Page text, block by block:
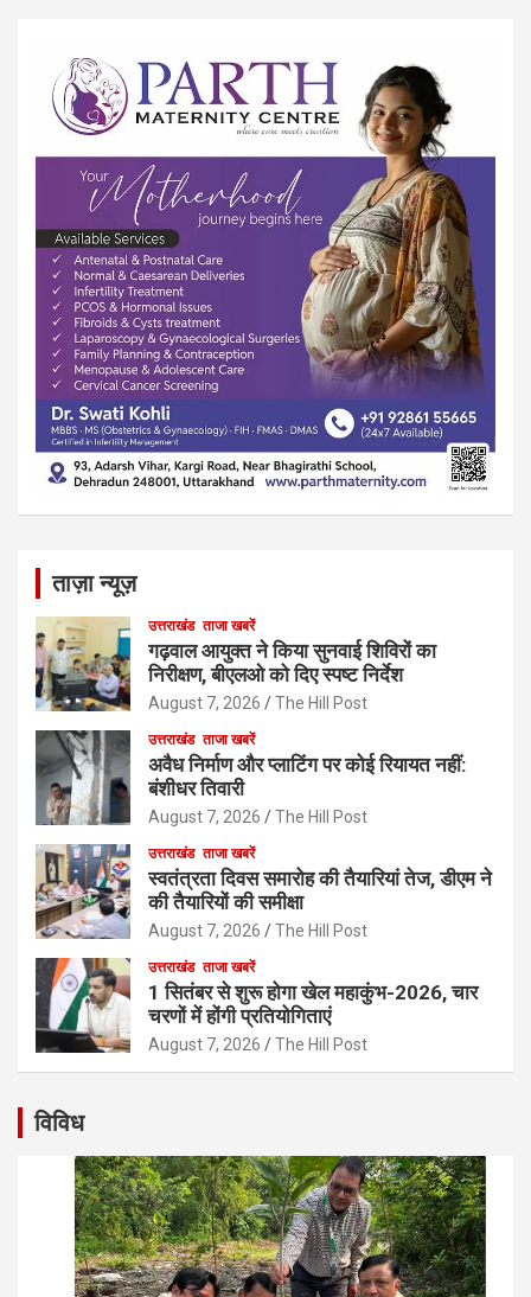
ताज़ा न्यूज़
उत्तराखंड ताजा खबरें
गढ़वाल आयुक्त ने किया सुनवाई शिविरों का
निरीक्षण, बीएलओ को दिए स्पष्ट निर्देश
August 7, 2026 The Hill Post
उत्तराखंड ताजा खबरें
अवैध निर्माण और प्लाटिंग पर कोई रियायत नहीं:
बंशीधर तिवारी
August 7, 2026 The Hill Post
उत्तराखंड ताजा खबरें
स्वतंत्रता दिवस समारोह की तैयारियां तेज, डीएम ने
की तैयारियों की समीक्षा
August 7, 2026 The Hill Post
उत्तराखंड ताजा खबरें
1 सितंबर से शुरू होगा खेल महाकुंभ-2026, चार
चरणों में होंगी प्रतियोगिताएं
August 7, 2026 The Hill Post
विविध